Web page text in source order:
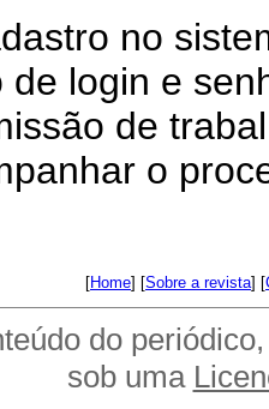
no
de login e
de
o
[Home] [Sobre a revista] [
do
sob uma